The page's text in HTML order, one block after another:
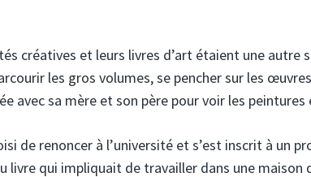
créatives et leurs livres d’art étaient une autre
les gros volumes, se pencher sur les
avec sa mère et son père pour voir les peintures
de renoncer à l’université et s’est inscrit à un
livre qui impliquait de travailler dans une maison